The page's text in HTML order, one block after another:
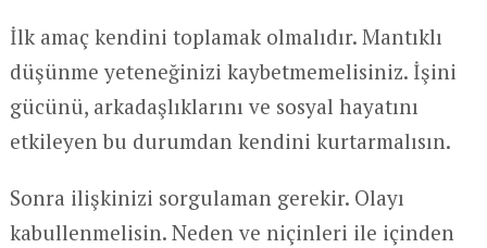
İlk amaç kendini toplamak olmalıdır. Mantıklı
düşünme yeteneğinizi kaybetmemelisiniz. İşini
gücünü, arkadaşlıklarını ve sosyal hayatını
etkileyen bu durumdan kendini kurtarmalısın.
Sonra ilişkinizi sorgulaman gerekir. Olayı
kabullenmelisin. Neden ve niçinleri ile içinden